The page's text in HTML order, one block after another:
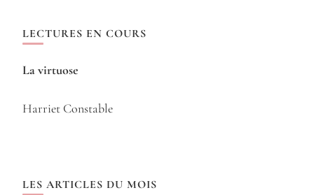
LECTURES EN COURS
La virtuose
Harriet Constable
LES ARTICLES DU MOIS